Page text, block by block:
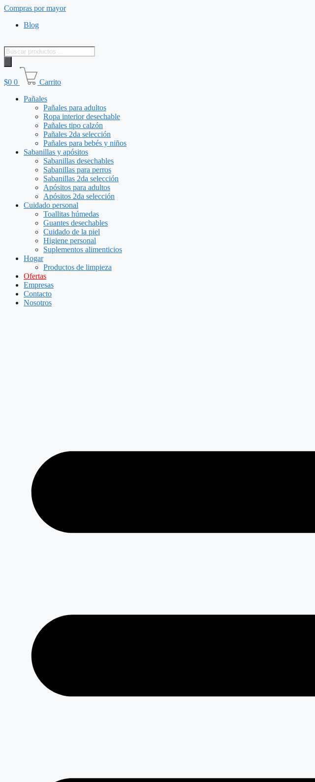
Saltar
contenido
Compras por mayor
Blog
Búsqueda
de
productos
$0 0
Carrito
Pañales
Pañales para adultos
Ropa interior desechable
Pañales tipo calzón
Pañales 2da selección
Pañales para bebés y niños
Sabanillas y apósitos
Sabanillas desechables
Sabanillas para perros
Sabanillas 2da selección
Apósitos para adultos
Apósitos 2da selección
Cuidado personal
Toallitas húmedas
Guantes desechables
Cuidado de la piel
Higiene personal
Suplementos alimenticios
Hogar
Productos de limpieza
Ofertas
Empresas
Contacto
Nosotros